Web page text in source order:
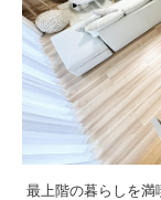
最上階の暮らしを満